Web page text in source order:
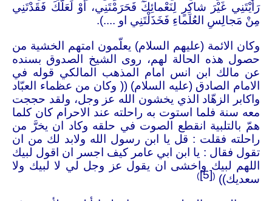
رَأَيْتَنِي غَيْرَ شاكِرٍ لِنَعْمائِكَ فَحَرَمْتَنِي، أَوْ لَعَلَّكَ فَقَدْتَنِي
مِنْ مَجالِسِ العُلَماءِ فَخَذَلْتَنِي او ....).
وكان الائمة (عليهم السلام) يعلّمون امتهم الخشية من
حصول هذه الحالة لهم، روى الشيخ الصدوق بسنده
عن مالك ابن انس امام المذهب المالكي قوله في
الامام الصادق (عليه السلام) (( وكان من عظماء العبّاد
واكابر الزهّاد الذي يخشون الله عز وجل، ولقد حججت
معه سنة فلما استوت به راحلته عند الاحرام كان كلما
همّ بالتلبية انقطع الصوت في حلقه وكاد ان يخرَّ من
راحلته فقلت : قل يا ابن رسول الله ولابد لك من ان
تقول فقال : يا ابن ابي عامر كيف اجسر ان اقول لبيك
اللهم لبيك واخشى ان يقول عز وجل لي لا لبيك ولا
سعديك)) (
[5]
)